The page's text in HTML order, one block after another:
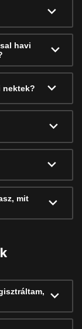
havi
nektek?
mit